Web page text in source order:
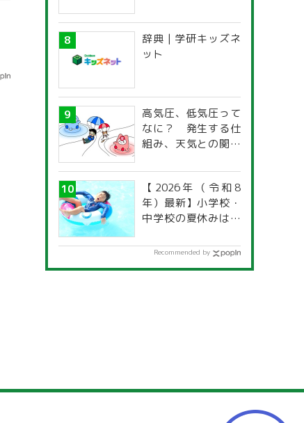
辞典 | 学研キッズネ
ット
高気圧、低気圧って
なに？ 発生する仕
組み、天気との関係
【2026年（令和8
年）最新】小学校・
中学校の夏休みはい
道府県別「夏季休暇
Recommended by